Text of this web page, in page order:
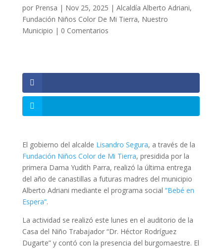
por Prensa | Nov 25, 2025 | Alcaldía Alberto Adriani,
Fundación Niños Color De Mi Tierra, Nuestro
Municipio | 0 Comentarios
El gobierno del alcalde Lisandro Segura, a través de la
Fundación Niños Color de Mi Tierra, presidida por la
primera Dama Yudith Parra, realizó la última entrega
del año de canastillas a futuras madres del municipio
Alberto Adriani mediante el programa social “Bebé en
Espera”.
La actividad se realizó este lunes en el auditorio de la
Casa del Niño Trabajador “Dr. Héctor Rodríguez
Dugarte” y contó con la presencia del burgomaestre. El